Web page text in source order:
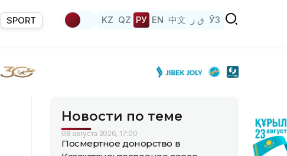
SPORT KZ QZ РУ EN 中文 ق ز ЎЗ
Новости по теме
08 августа 2026, 17:00
Посмертное донорство в